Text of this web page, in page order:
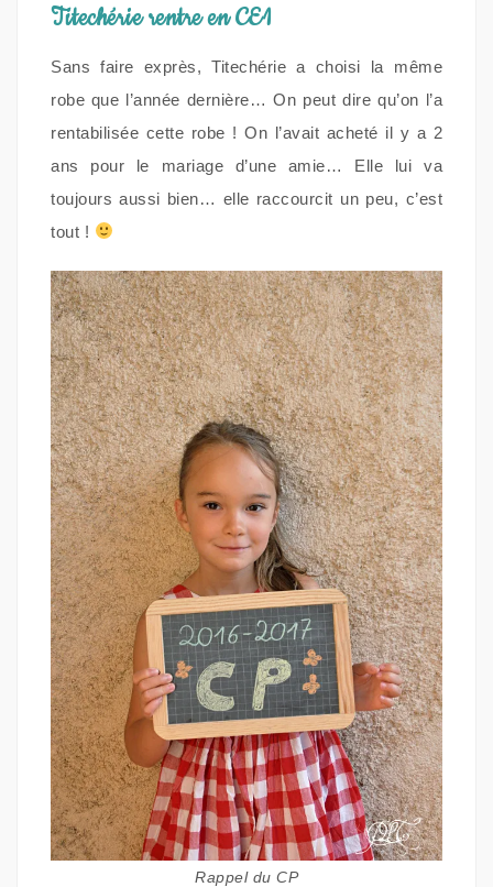
Titechérie rentre en CE1
Sans faire exprès, Titechérie a choisi la même
robe que l’année dernière… On peut dire qu’on l’a
rentabilisée cette robe ! On l’avait acheté il y a 2
ans pour le mariage d’une amie… Elle lui va
toujours aussi bien… elle raccourcit un peu, c’est
tout !
Rappel du CP